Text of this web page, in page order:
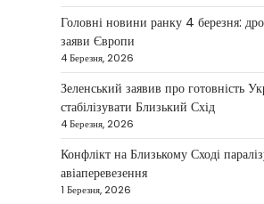
Kolomysheva
2025
У США не виключають
Ірану, якщо дипломатичні
принесуть бажаних
Дубай зберігає
хабу та приваблює
бізнес
Головні новини ранку 4 березня:
заяви Європи
4 Березня, 2026
Зеленський заявив про готовність
стабілізувати Близький Схід
4 Березня, 2026
Конфлікт на Близькому Сході
авіаперевезення
1 Березня, 2026